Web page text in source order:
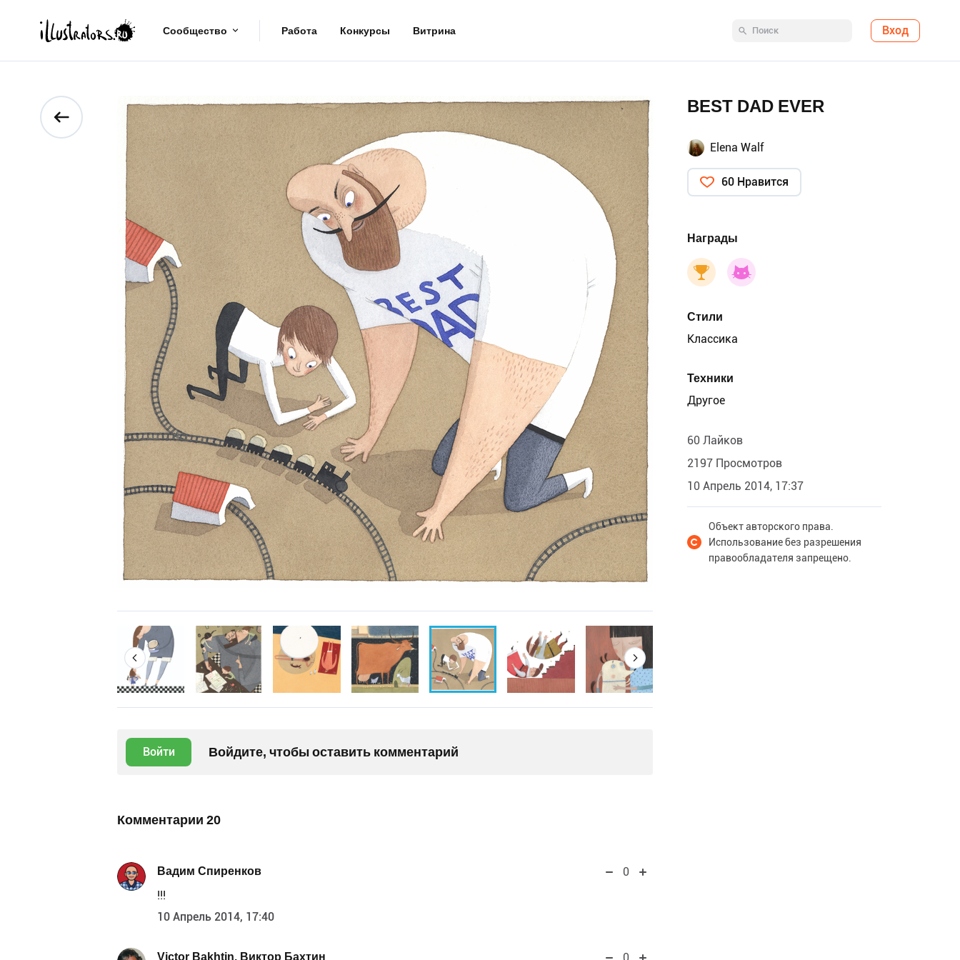
Сообщество Работа Конкурсы Витрина Вход
Войти Войдите, чтобы оставить комментарий
Комментарии 20
Вадим Спиренков
0
!!!
10 Апрель 2014, 17:40
Victor Bakhtin. Виктор Бахтин
BEST DAD EVER
Elena Walf
60 Нравится
Награды
Стили
Классика
Техники
Другое
60 Лайков
2197 Просмотров
10 Апрель 2014, 17:37
Объект авторского права.
Использование без разрешения
правообладателя запрещено.